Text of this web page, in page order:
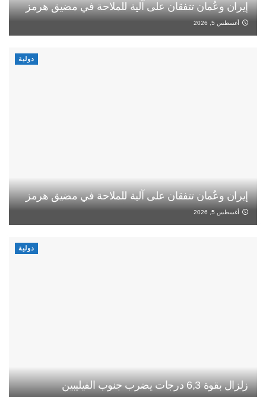
إيران وعُمان تتفقان على آلية للملاحة في مضيق هرمز
أغسطس 5, 2026
دولية
إيران وعُمان تتفقان على آلية للملاحة في مضيق هرمز
أغسطس 5, 2026
دولية
زلزال بقوة 6,3 درجات يضرب جنوب الفيليبين